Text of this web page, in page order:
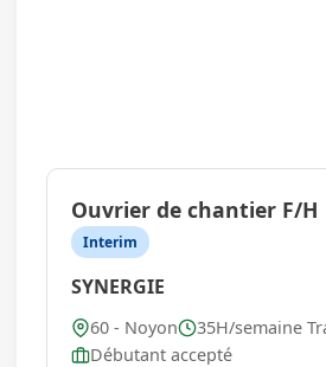
Ouvrier de chantier F/H
Interim
SYNERGIE
60 - Noyon
35H/semaine
Débutant accepté